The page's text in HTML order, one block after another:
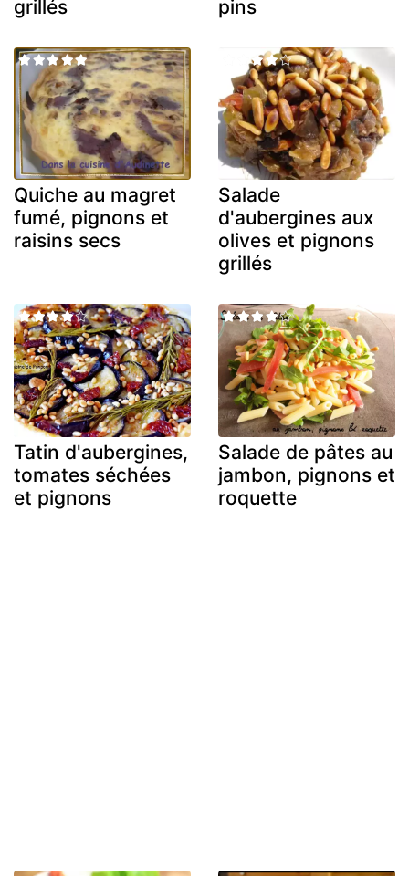
grillés pins
Quiche au magret
fumé, pignons et
raisins secs
Salade
d'aubergines aux
olives et pignons
grillés
Tatin d'aubergines,
tomates séchées
et pignons
Salade de pâtes au
jambon, pignons et
roquette